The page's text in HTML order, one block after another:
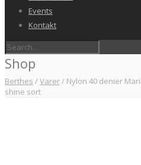
Events
Kontakt
Shop
Berthes /Varer/ Nylon 40 denier
shine sort